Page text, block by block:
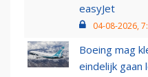
easyJet
04-08-2026,
Boeing mag
eindelijk gaan